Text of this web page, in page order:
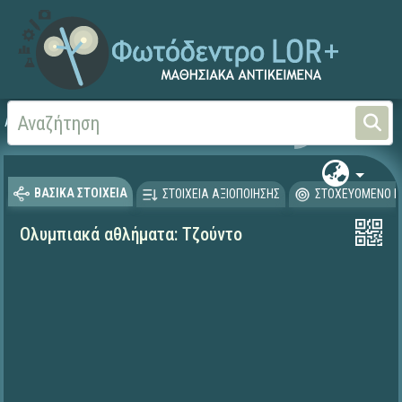
Αρχική
ΒΑΣΙΚΑ ΣΤΟΙΧΕΙΑ ΣΤΟΙΧΕΙΑ ΑΞΙΟΠΟΙΗΣΗΣ ΣΤΟΧΕΥΟΜΕΝΟ
Ολυμπιακά αθλήματα: Τζούντο